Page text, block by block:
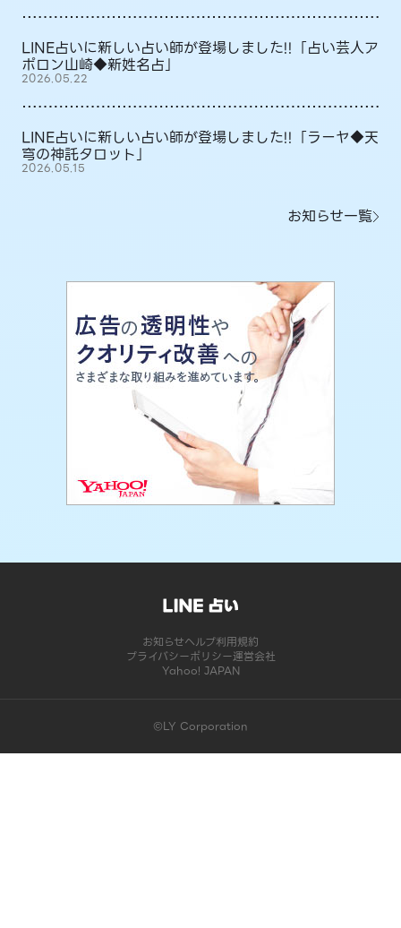
LINE占いに新しい占い師が登場しました!!「占い芸人ア
ポロン山崎◆新姓名占」
2026.05.22
LINE占いに新しい占い師が登場しました!!「ラーヤ◆天
穹の神託タロット」
2026.05.15
お知らせ一覧
お知らせヘルプ利用規約
プライバシーポリシー運営会社
Yahoo! JAPAN
©LY Corporation
このコンテンツは掲載が終了しました | LINE占い